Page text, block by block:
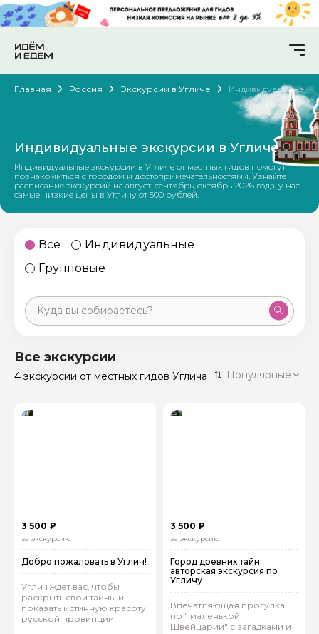
Главная Россия Экскурсии в Угличе Индивидуальные
Индивидуальные экскурсии в Угличе
Индивидуальные экскурсии в Угличе от местных гидов помогут
познакомиться с городом и достопримечательностями. Узнайте
расписание экскурсий на август, сентябрь, октябрь 2026 года, у нас
самые низкие цены в Угличу от 500 рублей.
Все
Индивидуальные
Групповые
Санкт-Петербург 50 экскурсий
Россия
Все экскурсии
4 экскурсии от местных гидов Углича Популярные
3 500 ₽
за экскурсию
Добро пожаловать в Углич!
Углич ждет вас, чтобы
раскрыть свои тайны и
показать истинную красоту
русской провинции!
3 500 ₽
за экскурсию
Город древних тайн:
авторская экскурсия по
Угличу
Впечатляющая прогулка
по " маленькой
Швейцарии" с загадками и